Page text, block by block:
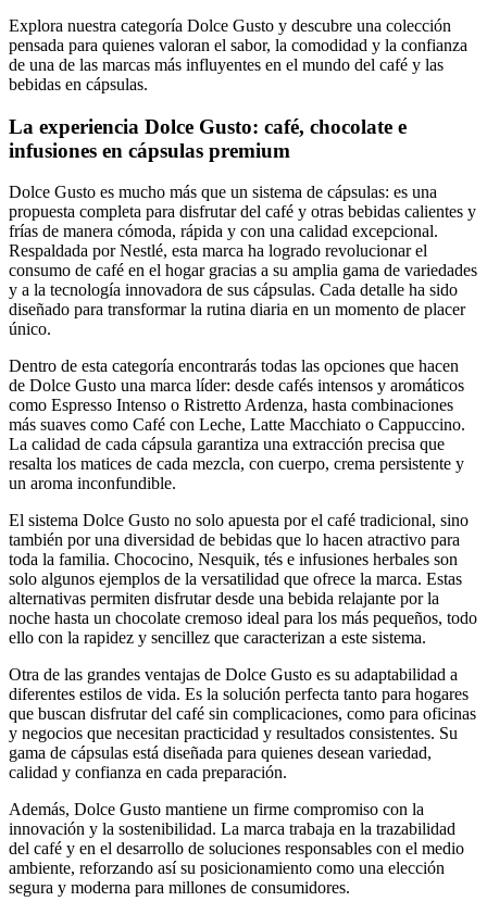
Explora nuestra categoría Dolce Gusto y descubre una colección
pensada para quienes valoran el sabor, la comodidad y la confianza
de una de las marcas más influyentes en el mundo del café y las
bebidas en cápsulas.
La experiencia Dolce Gusto: café, chocolate e
infusiones en cápsulas premium
Dolce Gusto es mucho más que un sistema de cápsulas: es una
propuesta completa para disfrutar del café y otras bebidas calientes y
frías de manera cómoda, rápida y con una calidad excepcional.
Respaldada por Nestlé, esta marca ha logrado revolucionar el
consumo de café en el hogar gracias a su amplia gama de variedades
y a la tecnología innovadora de sus cápsulas. Cada detalle ha sido
diseñado para transformar la rutina diaria en un momento de placer
único.
Dentro de esta categoría encontrarás todas las opciones que hacen
de Dolce Gusto una marca líder: desde cafés intensos y aromáticos
como Espresso Intenso o Ristretto Ardenza, hasta combinaciones
más suaves como Café con Leche, Latte Macchiato o Cappuccino.
La calidad de cada cápsula garantiza una extracción precisa que
resalta los matices de cada mezcla, con cuerpo, crema persistente y
un aroma inconfundible.
El sistema Dolce Gusto no solo apuesta por el café tradicional, sino
también por una diversidad de bebidas que lo hacen atractivo para
toda la familia. Chococino, Nesquik, tés e infusiones herbales son
solo algunos ejemplos de la versatilidad que ofrece la marca. Estas
alternativas permiten disfrutar desde una bebida relajante por la
noche hasta un chocolate cremoso ideal para los más pequeños, todo
ello con la rapidez y sencillez que caracterizan a este sistema.
Otra de las grandes ventajas de Dolce Gusto es su adaptabilidad a
diferentes estilos de vida. Es la solución perfecta tanto para hogares
que buscan disfrutar del café sin complicaciones, como para oficinas
y negocios que necesitan practicidad y resultados consistentes. Su
gama de cápsulas está diseñada para quienes desean variedad,
calidad y confianza en cada preparación.
Además, Dolce Gusto mantiene un firme compromiso con la
innovación y la sostenibilidad. La marca trabaja en la trazabilidad
del café y en el desarrollo de soluciones responsables con el medio
ambiente, reforzando así su posicionamiento como una elección
segura y moderna para millones de consumidores.